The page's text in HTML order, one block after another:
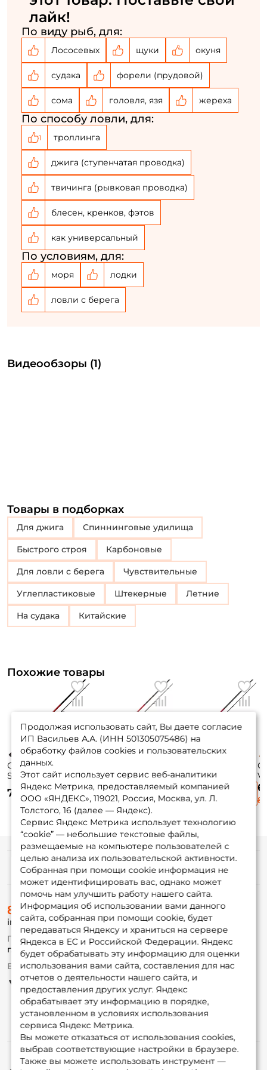
лайк!
По виду рыб, для:
Лососевых щуки окуня
судака форели (прудовой)
сома головля, язя жереха
По способу ловли, для:
1 троллинга
джига (ступенчатая проводка)
твичинга (рывковая проводка)
блесен, кренков, фэтов
как универсальный
По условиям, для:
моря лодки
ловли с берега
Видеообзоры (1)
Товары в подборках
Для джига Спиннинговые удилища
Быстрого строя Карбоновые
Для ловли с берега Чувствительные
Углепластиковые Штекерные Летние
На судака Китайские
Похожие товары
Спиннинг Zemex
Spider Z-10 274см.
6-32гр. 173гр. fast /
902MH
7 130 ₽
Ninja Z 274см. 15-
50гр. 150гр. fast /
902MHFS
8 020 ₽
13 365 ₽
Vulcan 274см. 10-
40гр. 196гр. fast /
902MFS
6 150 ₽
8 200 ₽
6
8
Продолжая использовать сайт, Вы даете согласие
ИП Васильев А.А. (ИНН 501305075486) на
обработку файлов cookies и пользовательских
данных.
Этот сайт использует сервис веб-аналитики
Яндекс Метрика, предоставляемый компанией
ООО «ЯНДЕКС», 119021, Россия, Москва, ул. Л.
Толстого, 16 (далее — Яндекс).
Сервис Яндекс Метрика использует технологию
“cookie” — небольшие текстовые файлы,
размещаемые на компьютере пользователей с
целью анализа их пользовательской активности.
Собранная при помощи cookie информация не
может идентифицировать вас, однако может
помочь нам улучшить работу нашего сайта.
Информация об использовании вами данного
сайта, собранная при помощи cookie, будет
передаваться Яндексу и храниться на сервере
Яндекса в ЕС и Российской Федерации. Яндекс
будет обрабатывать эту информацию для оценки
использования вами сайта, составления для нас
отчетов о деятельности нашего сайта, и
предоставления других услуг. Яндекс
обрабатывает эту информацию в порядке,
установленном в условиях использования
сервиса Яндекс Метрика.
Вы можете отказаться от использования cookies,
выбрав соответствующие настройки в браузере.
Также вы можете использовать инструмент —
Информация
О магазине
Доставка
Оплата
Fox-bonus
Гуру
Партнерская программа
8 (495) 532-77-88
info@foxfishing.ru
По вопросам с заказом
г. Москва, ул. Плеханова д.7
Ежедневно 10:00 до 20:00